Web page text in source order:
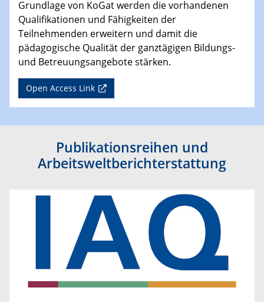
Grundlage von KoGat werden die vorhandenen
Qualifikationen und Fähigkeiten der
Teilnehmenden erweitern und damit die
pädagogische Qualität der ganztägigen Bildungs-
und Betreuungsangebote stärken.
Open Access Link
Publikationsreihen und
Arbeitsweltberichterstattung